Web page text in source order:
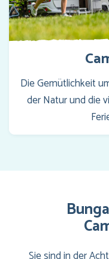
Die Gemütlichkeit
der Natur und die